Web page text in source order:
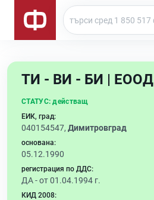
ТИ - ВИ - БИ | ЕООД
СТАТУС: действащ
ЕИК, град:
040154547, Димитровград
основана:
05.12.1990
регистрация по ДДС:
ДА - от 01.04.1994 г.
КИД 2008: